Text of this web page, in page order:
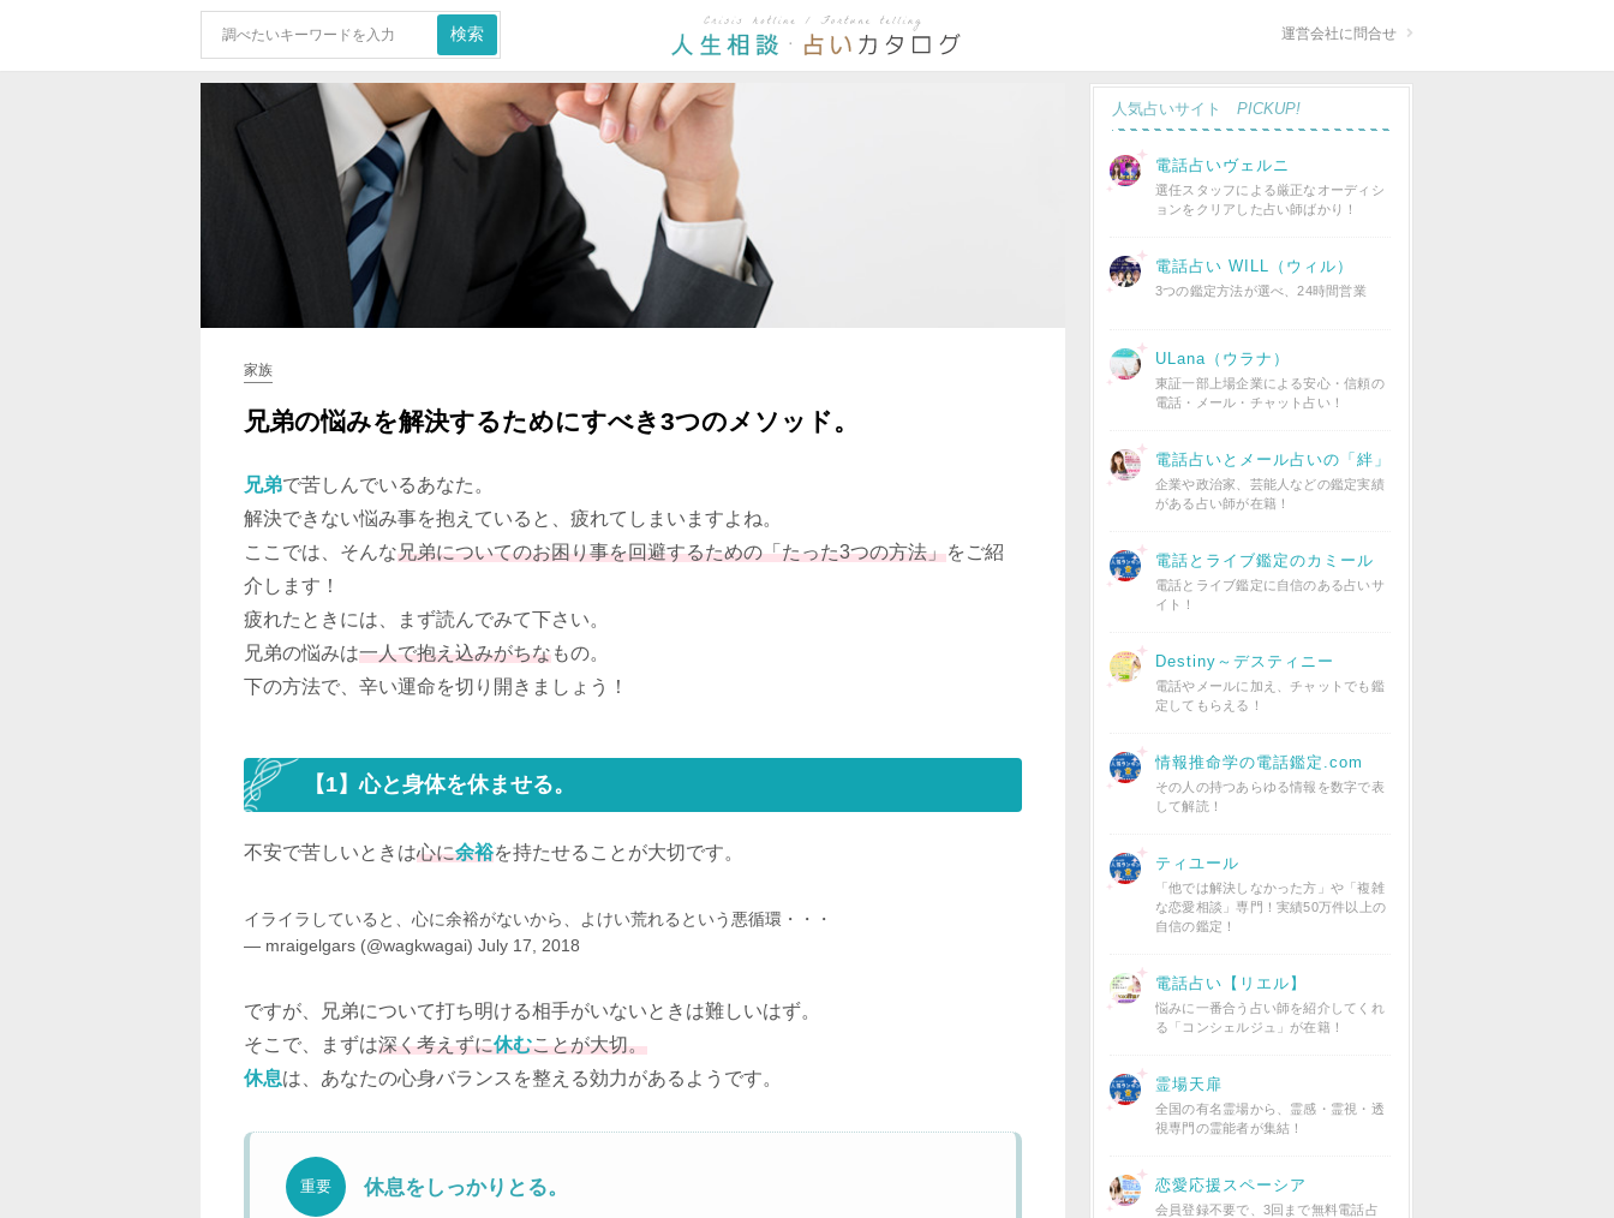
運営会社に問合せ
家族
兄弟の悩みを解決するためにすべき3つのメソッド。
兄弟で苦しんでいるあなた。
解決できない悩み事を抱えていると、疲れてしまいますよね。
ここでは、そんな兄弟についてのお困り事を回避するための「たった3つの方法」をご紹
介します！
疲れたときには、まず読んでみて下さい。
兄弟の悩みは一人で抱え込みがちなもの。
下の方法で、辛い運命を切り開きましょう！
【1】心と身体を休ませる。
不安で苦しいときは心に余裕を持たせることが大切です。
イライラしていると、心に余裕がないから、よけい荒れるという悪循環・・・
— mraigelgars (@wagkwagai) July 17, 2018
ですが、兄弟について打ち明ける相手がいないときは難しいはず。
そこで、まずは深く考えずに休むことが大切。
休息は、あなたの心身バランスを整える効力があるようです。
重要 休息をしっかりとる。
人気占いサイト PICKUP!
電話占いヴェルニ
選任スタッフによる厳正なオーディシ
ョンをクリアした占い師ばかり！
電話占い WILL（ウィル）
3つの鑑定方法が選べ、24時間営業
ULana（ウラナ）
東証一部上場企業による安心・信頼の
電話・メール・チャット占い！
電話占いとメール占いの「絆」
企業や政治家、芸能人などの鑑定実績
がある占い師が在籍！
電話とライブ鑑定のカミール
電話とライブ鑑定に自信のある占いサ
イト！
Destiny～デスティニー
電話やメールに加え、チャットでも鑑
定してもらえる！
情報推命学の電話鑑定.com
その人の持つあらゆる情報を数字で表
して解読！
ティユール
「他では解決しなかった方」や「複雑
な恋愛相談」専門！実績50万件以上の
自信の鑑定！
電話占い【リエル】
悩みに一番合う占い師を紹介してくれ
る「コンシェルジュ」が在籍！
霊場天扉
全国の有名霊場から、霊感・霊視・透
視専門の霊能者が集結！
恋愛応援スペーシア
会員登録不要で、3回まで無料電話占